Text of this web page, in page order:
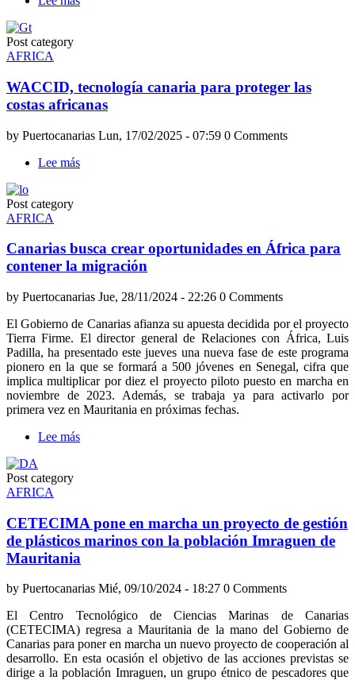
vuelve
a
demostrar
su
solidaridad
Post category
AFRICA
WACCID, tecnología canaria para proteger las
costas africanas
by Puertocanarias Lun, 17/02/2025 - 07:59 0 Comments
Lee más
las
costas
africanas
Post category
AFRICA
Canarias busca crear oportunidades en África para
contener la migración
by Puertocanarias Jue, 28/11/2024 - 22:26 0 Comments
El Gobierno de Canarias afianza su apuesta decidida por el proyecto
Tierra Firme. El director general de Relaciones con África, Luis
Padilla, ha presentado este jueves una nueva fase de este programa
pionero en la que se formará a 500 jóvenes en Senegal, cifra que
implica multiplicar por diez el proyecto piloto puesto en marcha en
noviembre de 2023. Además, se trabaja ya para activarlo por
primera vez en Mauritania en próximas fechas.
Lee más
África
para
contener
la
Post category
AFRICA
CETECIMA pone en marcha un proyecto de gestión
de plásticos marinos con la población Imraguen de
Mauritania
by Puertocanarias Mié, 09/10/2024 - 18:27 0 Comments
El Centro Tecnológico de Ciencias Marinas de Canarias
(CETECIMA) regresa a Mauritania de la mano del Gobierno de
Canarias para poner en marcha un nuevo proyecto de cooperación al
desarrollo. En esta ocasión el objetivo de las acciones previstas se
dirige a la población Imraguen, un grupo étnico de pescadores que